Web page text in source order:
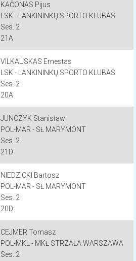
KAČONAS Pijus
LSK - LANKININKŲ SPORTO KLUBAS
Ses. 2
21A
VILKAUSKAS Ernestas
LSK - LANKININKŲ SPORTO KLUBAS
Ses. 2
20A
JUNCZYK Stanisław
POL-MAR - SŁ MARYMONT
Ses. 2
21D
NIEDZICKI Bartosz
POL-MAR - SŁ MARYMONT
Ses. 2
20D
CEJMER Tomasz
POL-MKL - MKŁ STRZAŁA WARSZAWA
Ses. 2